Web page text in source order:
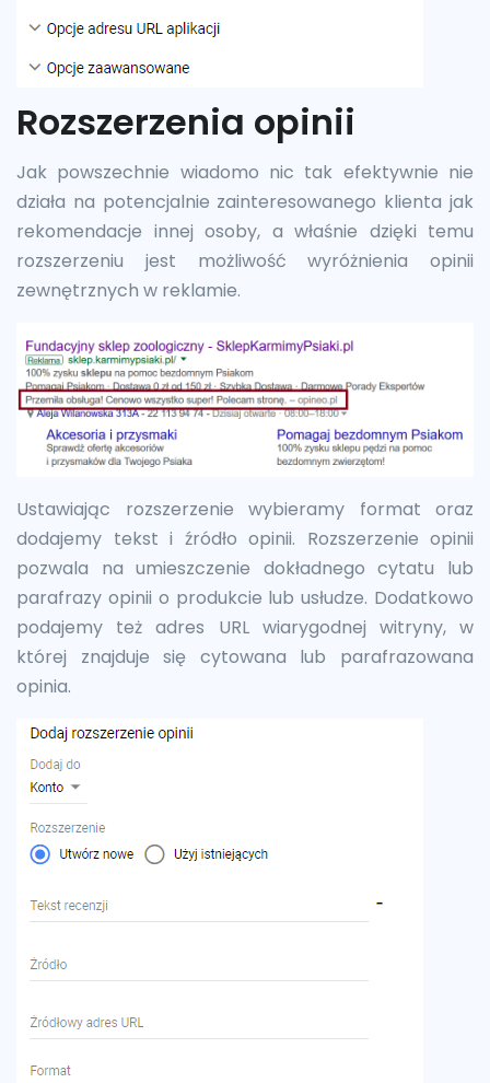
Rozszerzenia opinii
Jak powszechnie wiadomo nic tak efektywnie nie
działa na potencjalnie zainteresowanego klienta jak
rekomendacje innej osoby, a właśnie dzięki temu
rozszerzeniu jest możliwość wyróżnienia opinii
zewnętrznych w reklamie.
Ustawiając rozszerzenie wybieramy format oraz
dodajemy tekst i źródło opinii. Rozszerzenie opinii
pozwala na umieszczenie dokładnego cytatu lub
parafrazy opinii o produkcie lub usłudze. Dodatkowo
podajemy też adres URL wiarygodnej witryny, w
której znajduje się cytowana lub parafrazowana
opinia.